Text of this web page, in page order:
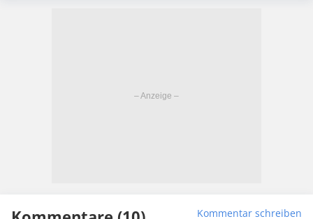
Kommentar schreiben